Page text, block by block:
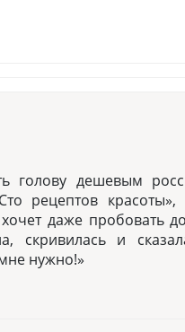
голову дешевым
рецептов
даже пробовать
скривилась и
нужно!»